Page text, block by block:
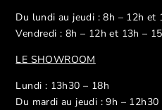
Du lundi au jeudi : 8h – 12h et
Vendredi : 8h – 12h et 13h –
LE SHOWROOM
Lundi : 13h30 – 18h
Du mardi au jeudi : 9h –